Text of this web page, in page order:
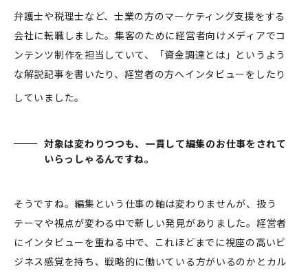
弁護士や税理士など、士業の方のマーケティング支援をする
会社に転職しました。集客のために経営者向けメディアでコ
ンテンツ制作を担当していて、「資金調達とは」というよう
な解説記事を書いたり、経営者の方へインタビューをしたり
していました。
対象は変わりつつも、一貫して編集のお仕事をされて
いらっしゃるんですね。
そうですね。編集という仕事の軸は変わりませんが、扱う
テーマや視点が変わる中で新しい発見がありました。経営者
にインタビューを重ねる中で、これほどまでに視座の高いビ
ジネス感覚を持ち、戦略的に働いている方がいるのかとカル